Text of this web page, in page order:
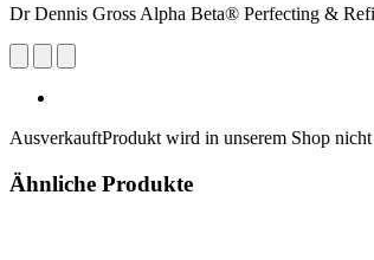
Dr Dennis Gross Alpha Beta® Perfecting &
AusverkauftProdukt wird in unserem Shop nicht
Ähnliche Produkte